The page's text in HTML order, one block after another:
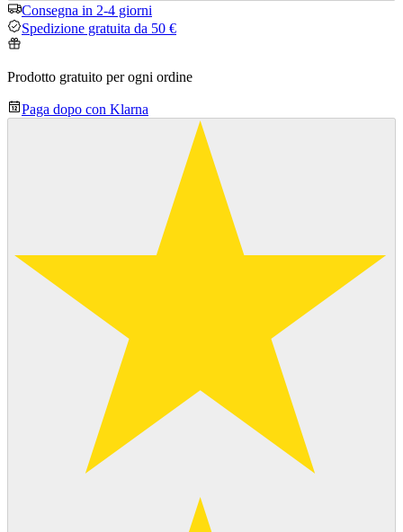
Consegna in 2-4 giorni
Spedizione gratuita da 50 €
Prodotto gratuito per ogni ordine
Paga dopo con Klarna